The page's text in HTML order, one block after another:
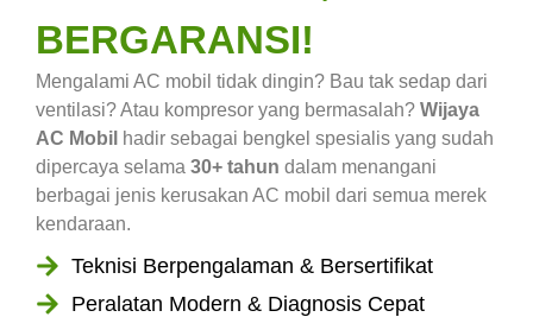
BERGARANSI!
Mengalami AC mobil tidak dingin? Bau tak sedap dari
ventilasi? Atau kompresor yang bermasalah? Wijaya
AC Mobil hadir sebagai bengkel spesialis yang sudah
dipercaya selama 30+ tahun dalam menangani
berbagai jenis kerusakan AC mobil dari semua merek
kendaraan.
Teknisi Berpengalaman & Bersertifikat
Peralatan Modern & Diagnosis Cepat